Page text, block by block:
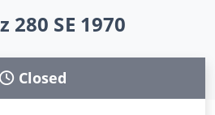
280 SE 1970
Closed